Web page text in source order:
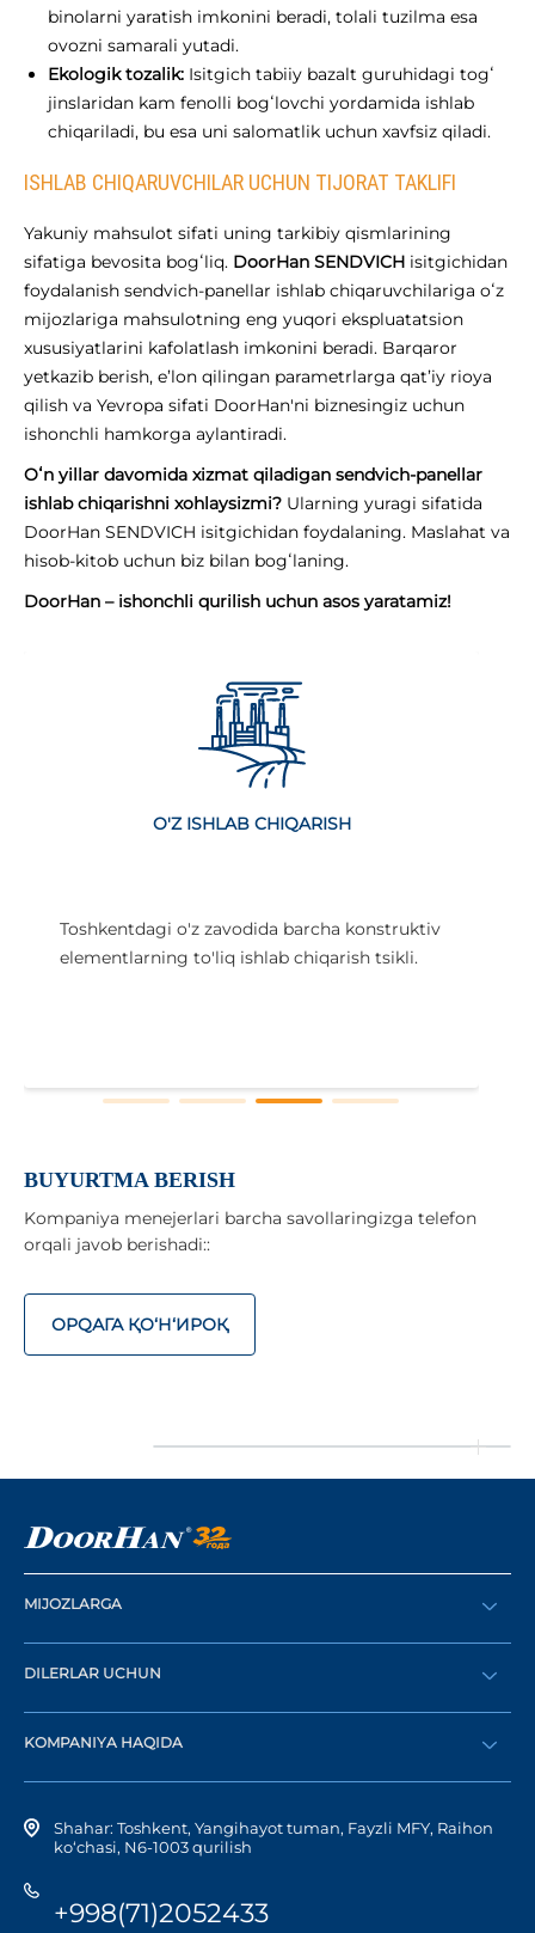
binolarni yaratish imkonini beradi, tolali tuzilma esa
ovozni samarali yutadi.
Ekologik tozalik: Isitgich tabiiy bazalt guruhidagi togʻ
jinslaridan kam fenolli bogʻlovchi yordamida ishlab
chiqariladi, bu esa uni salomatlik uchun xavfsiz qiladi.
ISHLAB CHIQARUVCHILAR UCHUN TIJORAT TAKLIFI
Yakuniy mahsulot sifati uning tarkibiy qismlarining
sifatiga bevosita bogʻliq. DoorHan SENDVICH isitgichidan
foydalanish sendvich-panellar ishlab chiqaruvchilariga oʻz
mijozlariga mahsulotning eng yuqori ekspluatatsion
xususiyatlarini kafolatlash imkonini beradi. Barqaror
yetkazib berish, e’lon qilingan parametrlarga qat’iy rioya
qilish va Yevropa sifati DoorHan'ni biznesingiz uchun
ishonchli hamkorga aylantiradi.
Oʻn yillar davomida xizmat qiladigan sendvich-panellar
ishlab chiqarishni xohlaysizmi? Ularning yuragi sifatida
DoorHan SENDVICH isitgichidan foydalaning. Maslahat va
hisob-kitob uchun biz bilan bogʻlaning.
DoorHan – ishonchli qurilish uchun asos yaratamiz!
O'Z ISHLAB CHIQARISH
Toshkentdagi o'z zavodida barcha konstruktiv
elementlarning to'liq ishlab chiqarish tsikli.
BUYURTMA BERISH
Kompaniya menejerlari barcha savollaringizga telefon
orqali javob berishadi::
ОРQАГА ҚO‘Н‘ИРОҚ
MIJOZLARGA
Buyurtma berish
DILERLAR UCHUN
Diler bo‘lish
Shaxsiy kabinetga kirish
KOMPANIYA HAQIDA
Kompaniya tarixi
Shahar: Toshkent, Yangihayot tuman, Fayzli MFY, Raihon
ko‘chasi, N6-1003 qurilish
+998(71)2052433